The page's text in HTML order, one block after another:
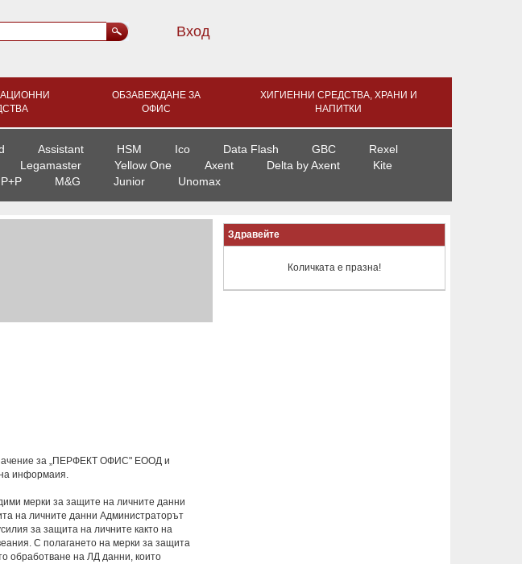
Вход
ОБЗАВЕЖДАНЕ ЗА
ОФИС
ХИГИЕННИ СРЕДСТВА, ХРАНИ И
НАПИТКИ
Assistant HSM Ico Data Flash GBC
Rexel
Legamaster Yellow One Axent Delta by Axent
Kite
M&G Junior Unomax
за „ПЕРФЕКТ ОФИС" ЕООД и
информаия.
мерки за защите на личните данни
на личните данни Администраторът
за защита на личните както на
С полагането на мерки за защита
обработване на ЛД данни, които
Здравейте
Количката е празна!